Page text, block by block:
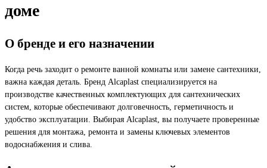
доме
О бренде и его назначении
Когда речь заходит о ремонте ванной комнаты или замене сантехники,
важна каждая деталь. Бренд Alcaplast специализируется на
производстве качественных комплектующих для сантехнических
систем, которые обеспечивают долговечность, герметичность и
удобство эксплуатации. Выбирая Alcaplast, вы получаете проверенные
решения для монтажа, ремонта и замены ключевых элементов
водоснабжения и слива.